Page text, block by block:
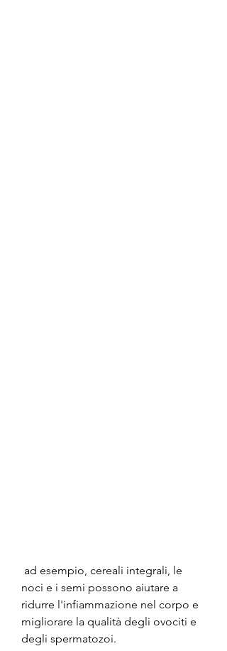
noci e i semi possono aiutare a
ridurre l'infiammazione nel corpo e
migliorare la qualità degli ovociti e
degli spermatozoi.